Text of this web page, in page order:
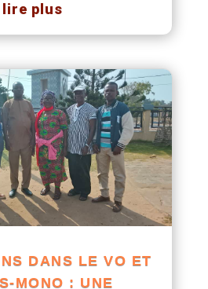
lire plus
DANS LE VO ET
MONO : UNE